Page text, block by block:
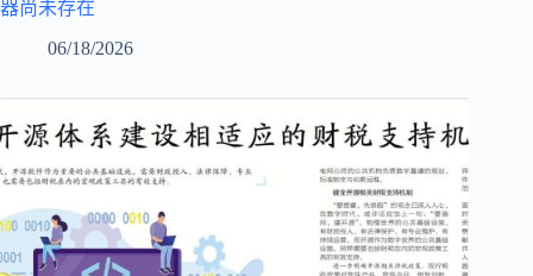
器尚未存在
06/18/2026